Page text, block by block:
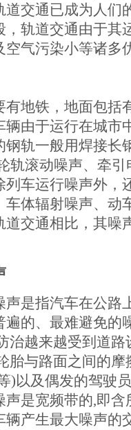
交通已成为人们
轨道交通由于其
气污染小等诸多
地铁，地面包括
由于运行在城市
轨一般用焊接长
轨滚动噪声、牵
列车运行噪声外，
体辐射噪声、动
交通相比，其噪
是指汽车在公路
的、最难避免的
治越来越受到道
与路面之间的摩
)以及偶发的驾驶
是宽频带的,即
产生最大噪声的